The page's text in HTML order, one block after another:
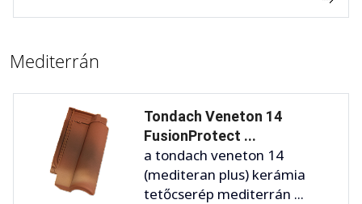
Mediterrán
Tondach Veneton 14
FusionProtect ...
a tondach veneton 14
(mediteran plus) kerámia
tetőcserép mediterrán ...